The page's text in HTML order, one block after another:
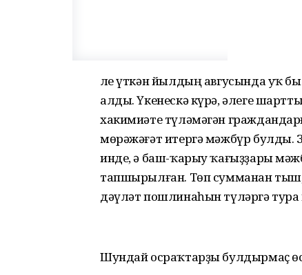
Әле үткән йылдың авгусында уҡ
алды. Үкенескә күрә, әлеге
хакимиәте түләмәгән
мөрәжәғәт итергә мәжбүр булды.
инде, ә баш-ҡарыу ҡағыҙҙары
тапшырылған. Төп сумманан
дәүләт пошлинаһын түләргә тура
Шундай осраҡтарҙы булдырмаҫ